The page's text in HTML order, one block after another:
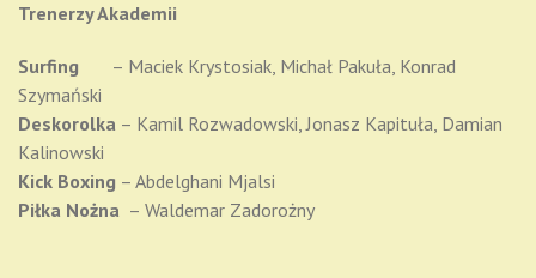
Trenerzy Akademii
Surfing – Maciek Krystosiak, Michał Pakuła, Konrad
Szymański
Deskorolka – Kamil Rozwadowski, Jonasz Kapituła, Damian
Kalinowski
Kick Boxing – Abdelghani Mjalsi
Piłka Nożna – Waldemar Zadorożny